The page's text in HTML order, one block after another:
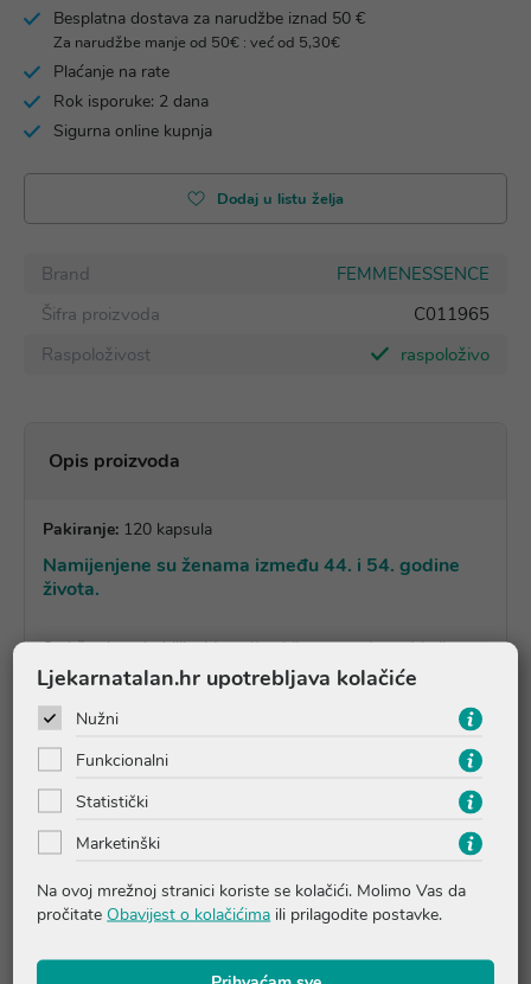
Besplatna dostava za narudžbe iznad 50 €
Za narudžbe manje od 50€ : već od 5,30€
Plaćanje na rate
Rok isporuke: 2 dana
Sigurna online kupnja
Dodaj u listu želja
Brand
FEMMENESSENCE
Šifra proizvoda
C011965
Raspoloživost
raspoloživo
Opis proizvoda
Pakiranje: 120 kapsula
Namijenjene su ženama između 44. i 54. godine
života.
Sadrže ekstrakt biljke Maca (Lepidium peruvianum) koji
doprinosi regulaciji hormonske aktivnosti i zdravlju
reproduktivnog sustava.
Upute o proizvodu
Pitanja i odgovori
Ljekarnatalan.hr upotrebljava kolačiće
Nužni
Funkcionalni
Statistički
Marketinški
Na ovoj mrežnoj stranici koriste se kolačići. Molimo Vas da
pročitate Obavijest o kolačićima ili prilagodite postavke.